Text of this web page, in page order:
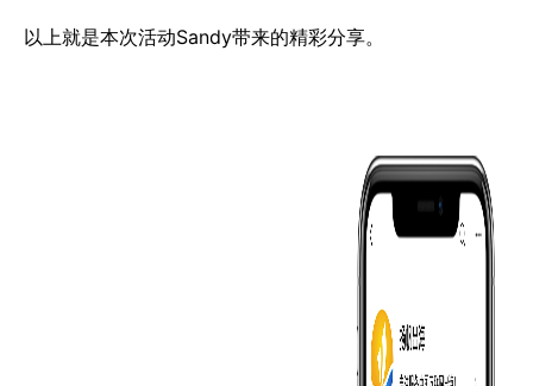
以上就是本次活动Sandy带来的精彩分享。